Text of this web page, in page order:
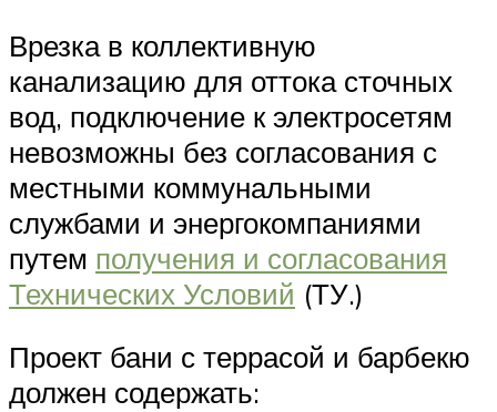
Врезка в коллективную
канализацию для оттока сточных
вод, подключение к электросетям
невозможны без согласования с
местными коммунальными
службами и энергокомпаниями
путем получения и согласования
Технических Условий (ТУ.)
Проект бани с террасой и барбекю
должен содержать: